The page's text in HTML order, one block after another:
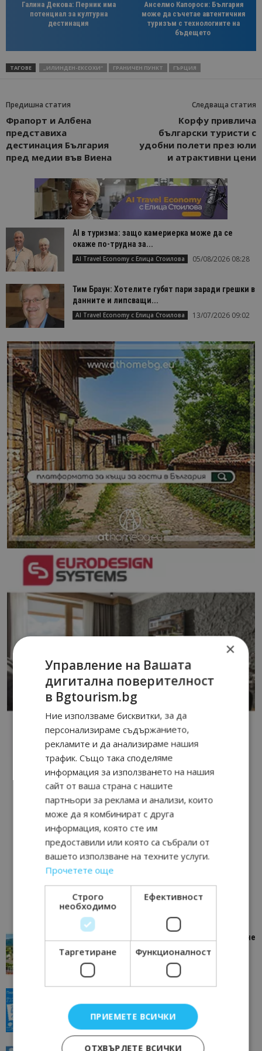
Галина Декова: Перник има
потенциал за културна
дестинация
Анселмо Капороси: България
може да съчетае автентичния
туризъм с технологиите на
бъдещето
ТАГОВЕ „ИЛИНДЕН-ЕКСОХИ“ ГРАНИЧЕН ПУНКТ ГЪРЦИЯ
Предишна статия
Фрапорт и Албена
представиха
дестинация България
пред медии във Виена
Следваща статия
Корфу привлича
български туристи с
удобни полети през юли
и атрактивни цени
AI в туризма: защо камериерка може да се
окаже по-трудна за...
AI Travel Economy с Елица Стоилова 05/08/2026 08:28
Тим Браун: Хотелите губят пари заради грешки в
данните и липсващи...
AI Travel Economy с Елица Стоилова 13/07/2026 09:02
“Пощенска картичка от…”: Петрич – Изживяване
отвъд очакваното
Петрич
всички времена
Пловдив 23/06/2026 10:00
×
Управление на Вашата
дигитална поверителност
в Bgtourism.bg
Ние използваме бисквитки, за да
персонализираме съдържанието,
рекламите и да анализираме нашия
трафик. Също така споделяме
информация за използването на нашия
сайт от ваша страна с нашите
партньори за реклама и анализи, които
може да я комбинират с друга
информация, която сте им
предоставили или която са събрали от
вашето използване на техните услуги.
Прочетете още
Строго
необходимо
Ефективност
Таргетиране Функционалност
ПРИЕМЕТЕ ВСИЧКИ
ОТХВЪРЛЕТЕ ВСИЧКИ